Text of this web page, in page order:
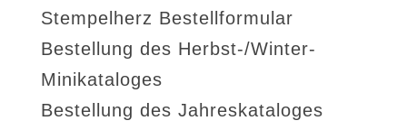
Stempelherz Bestellformular
Bestellung des Herbst-/Winter-
Minikataloges
Bestellung des Jahreskataloges